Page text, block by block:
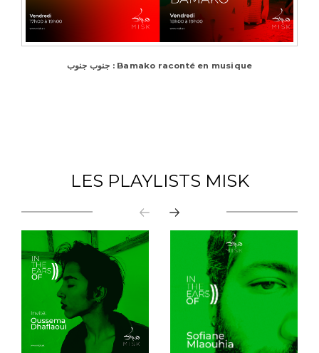
جنوب جنوب : Bamako raconté en musique
LES PLAYLISTS MISK